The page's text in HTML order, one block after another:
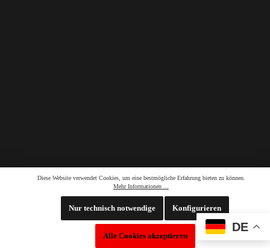
DE
Whatsapp LiveChat
Diese Website verwendet Cookies, um eine bestmögliche Erfahrung bieten zu können.
Mehr Informationen ...
Nur technisch notwendige Konfigurieren
Alle Cookies akzeptieren